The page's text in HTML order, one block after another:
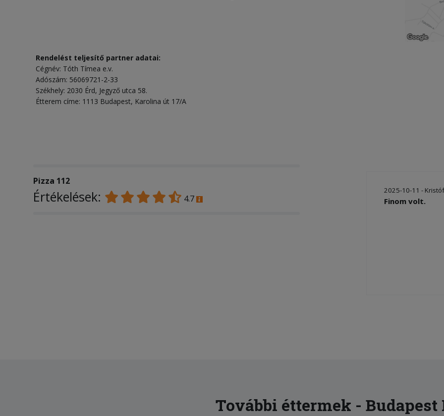
Rendelést teljesítő partner adatai:
Cégnév: Tóth Tímea e.v.
Adószám: 56069721-2-33
Székhely: 2030 Érd, Jegyző utca 58.
Étterem címe: 1113 Budapest, Karolina út 17/A
Pizza 112
Értékelések: 4.7
2025-10-11 -
Finom volt.
További éttermek - Budapest